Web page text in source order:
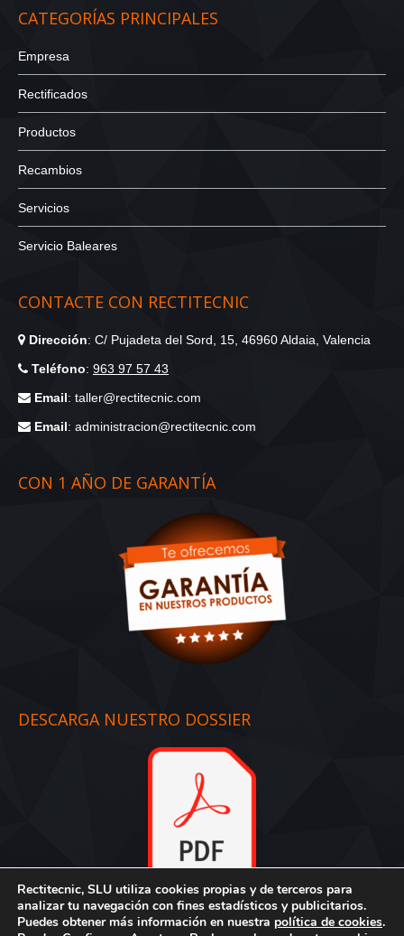
CATEGORÍAS PRINCIPALES
Empresa
Rectificados
Productos
Recambios
Servicios
Servicio Baleares
CONTACTE CON RECTITECNIC
Dirección: C/ Pujadeta del Sord, 15, 46960 Aldaia, Valencia
Teléfono: 963 97 57 43
Email: taller@rectitecnic.com
Email: administracion@rectitecnic.com
CON 1 AÑO DE GARANTÍA
DESCARGA NUESTRO DOSSIER
Dossier:Descargar aquí
Rectitecnic, SLU utiliza cookies propias y de terceros para
analizar tu navegación con fines estadísticos y publicitarios.
Puedes obtener más información en nuestra política de cookies.